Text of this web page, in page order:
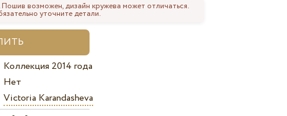
возможен, дизайн кружева может отличаться.
уточните детали.
Коллекция 2014 года
Нет
Victoria Karandasheva